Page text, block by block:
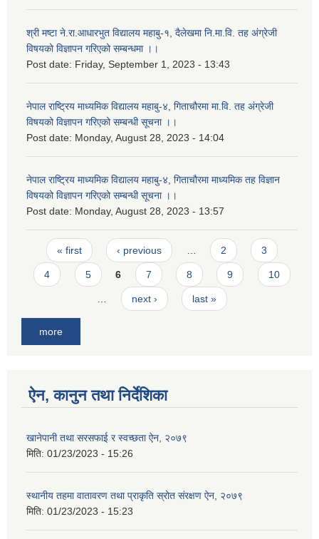
श्री मष्टा ने.रा.आधारभुत विद्यालय महाबु-१, दैलेखमा नि.मा.वि. तह अंग्रेजी
विषयको विज्ञापन गरिएको सम्बन्धमा ।।
Post date: Friday, September 1, 2023 - 13:43
नेपाल राष्ट्रिय माध्यमिक विद्यालय महाबु-४, गिताचौरमा मा.वि. तह अंग्रेजी
विषयको विज्ञापन गरिएको सम्बन्धी सूचना ।।
Post date: Monday, August 28, 2023 - 14:04
नेपाल राष्ट्रिय माध्यमिक विद्यालय महाबु-४, गिताचौरमा माध्यमिक तह विज्ञान
विषयको विज्ञापन गरिएको सम्बन्धी सूचना ।।
Post date: Monday, August 28, 2023 - 13:57
Pages
« first ‹ previous 2 3
4 5 6 7 8 9 10
next › last »
more
ऐन, कानुन तथा निर्देशिका
खानेपानी तथा सरसफाई र स्वच्छता ऐन, २०७९
मिति: 01/23/2023 - 15:26
स्थानीय तहमा वातावरण तथा प्राकृति स्रोत संरक्षण ऐन, २०७९
मिति: 01/23/2023 - 15:23